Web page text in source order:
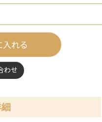
入れる
わせ